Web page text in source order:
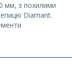
мм, з похилими
Diamant.